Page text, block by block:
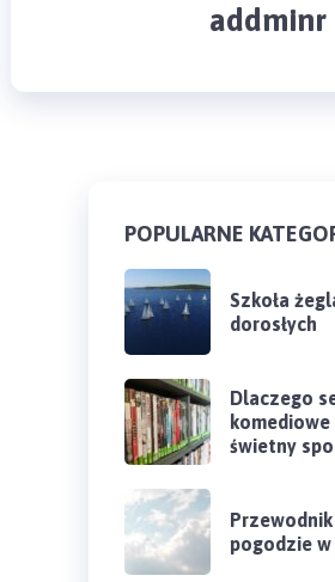
addminr
POPULARNE
Szkoła
dorosłych
Dlaczego
świetny
pogodzie